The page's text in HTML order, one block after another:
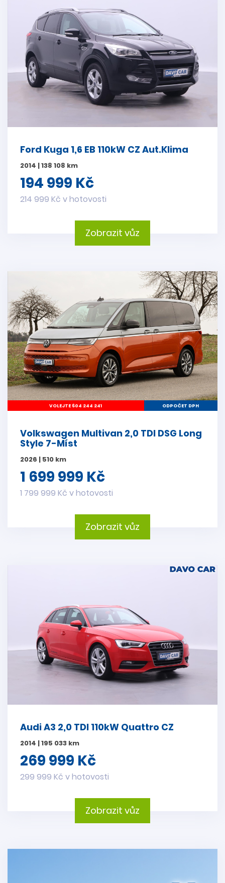
Ford Kuga 1,6 EB 110kW CZ Aut.Klima
2014 | 138 108 km
194 999 Kč
214 999 Kč v hotovosti
Zobrazit vůz
VOLEJTE 604 244 241 ODPOČET DPH
Volkswagen Multivan 2,0 TDI DSG Long
Style 7-Míst
2026 | 510 km
1 699 999 Kč
1 799 999 Kč v hotovosti
Zobrazit vůz
Audi A3 2,0 TDI 110kW Quattro CZ
2014 | 195 033 km
269 999 Kč
299 999 Kč v hotovosti
Zobrazit vůz